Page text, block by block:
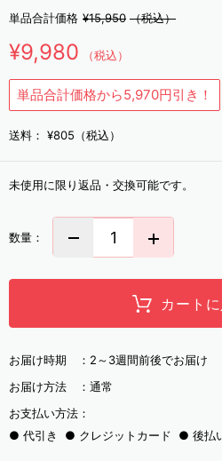
単品合計価格 ¥15,950 （税込）
¥9,980 （税込）
単品合計価格から5,970円引き！
送料： ¥805（税込）
未使用に限り返品・交換可能です。
数量：
カート
お届け時期 ： 2～3週間前後でお届け
お届け方法 ： 通常
お支払い方法：
代引き
クレジットカード 後払